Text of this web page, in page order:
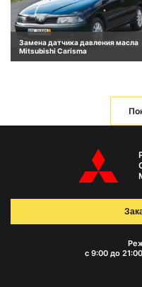
Замена датчика давления масла
Mitsubishi Carisma
с 9:00 до 21:00